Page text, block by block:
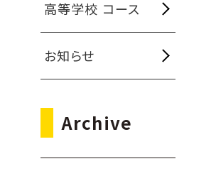
高等学校 コース
お知らせ
Archive